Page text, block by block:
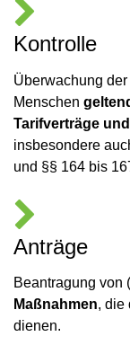
Kontrolle
Überwachung
Menschen
Tarifverträge
insbesondere
und §§ 164 bis
Anträge
Beantragung von
Maßnahmen, die
dienen.